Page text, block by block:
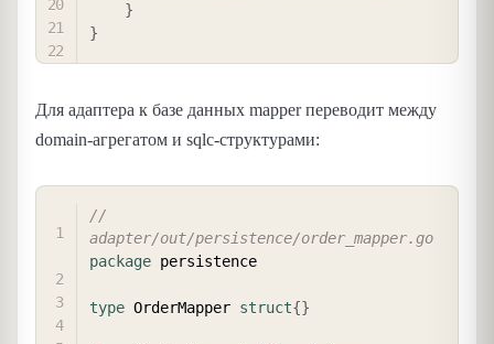
}
}
Для адаптера к базе данных mapper переводит между
domain-агрегатом и sqlc-структурами:
//
adapter/out/persistence/order_mapper.go
package persistence
type OrderMapper struct{}